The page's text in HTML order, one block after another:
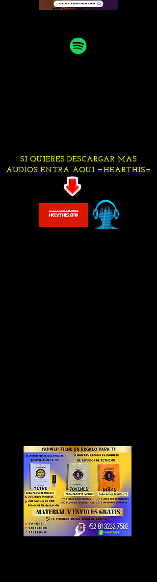
SI QUIERES DESCARGAR MAS
AUDIOS ENTRA AQUI =HEARTHIS=